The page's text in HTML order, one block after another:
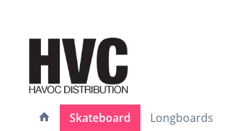
Skateboard Longboards